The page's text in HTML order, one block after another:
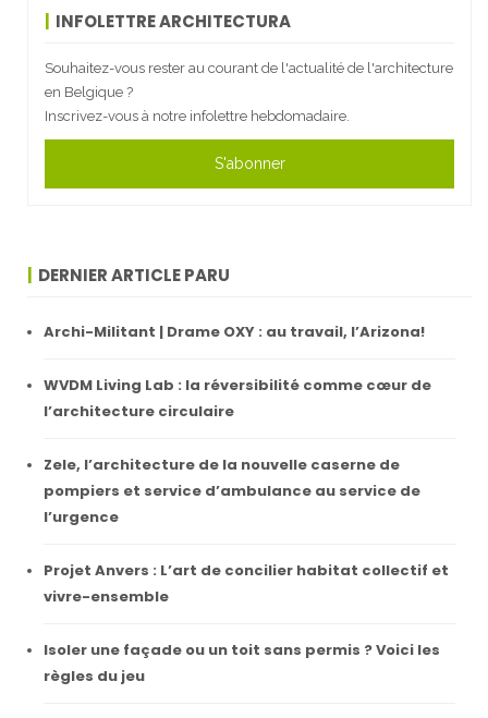
INFOLETTRE ARCHITECTURA
Souhaitez-vous rester au courant de l'actualité de l'architecture
en Belgique ?
Inscrivez-vous à notre infolettre hebdomadaire.
S'abonner
DERNIER ARTICLE PARU
Archi-Militant | Drame OXY : au travail, l’Arizona!
WVDM Living Lab : la réversibilité comme cœur de
l’architecture circulaire
Zele, l’architecture de la nouvelle caserne de
pompiers et service d’ambulance au service de
l’urgence
Projet Anvers : L’art de concilier habitat collectif et
vivre-ensemble
Isoler une façade ou un toit sans permis ? Voici les
règles du jeu